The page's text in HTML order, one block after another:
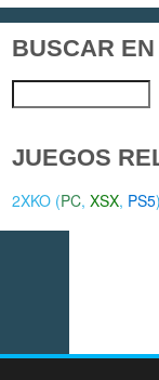
BUSCAR
JUEGOS
2XKO (PC,XSX, PS5)